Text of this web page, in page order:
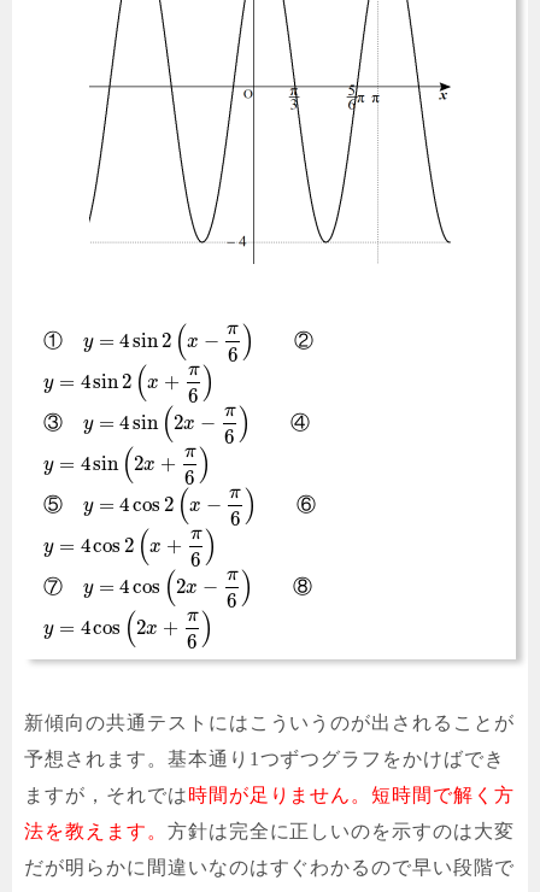
① y = 4sin2 (x −
π
6 ) ②
y = 4sin2 (x +
π
6 )
③ y = 4sin (2x −
π
6 ) ④
y = 4sin (2x +
π
6 )
⑤ y = 4cos 2 (x −
π
6 ) ⑥
y = 4cos 2 (x +
π
6 )
⑦ y = 4cos (2x −
π
6 ) ⑧
y = 4cos (2x +
π
6 )
新傾向の共通テストにはこういうのが出されることが
予想されます。基本通り1つずつグラフをかけばでき
ますが，それでは時間が足りません。短時間で解く方
法を教えます。 方針は完全に正しいのを示すのは大変
だが明らかに間違いなのはすぐわかるので早い段階で